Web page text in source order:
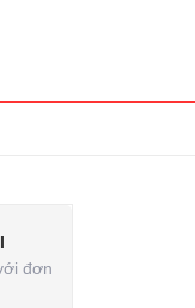
đơn